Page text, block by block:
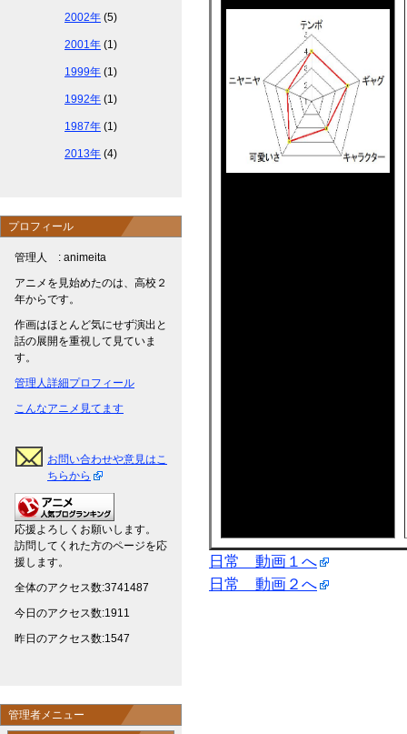
日常 動画１へ
日常 動画２へ
2002年 (5)
2001年 (1)
1999年 (1)
1992年 (1)
1987年 (1)
2013年 (4)
プロフィール
管理人 : animeita
アニメを見始めたのは、高校２
年からです。
作画はほとんど気にせず演出と
話の展開を重視して見ていま
す。
管理人詳細プロフィール
こんなアニメ見てます
お問い合わせや意見はこ
ちらから
応援よろしくお願いします。
訪問してくれた方のページを応
援します。
全体のアクセス数:3741487
今日のアクセス数:1911
昨日のアクセス数:1547
管理者メニュー